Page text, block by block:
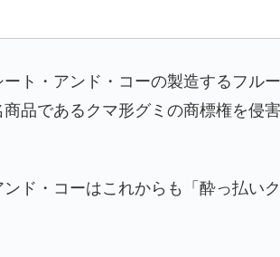
ト・アンド・コーの製造するフル
品であるクマ形グミの商標権を侵
ド・コーはこれからも「酔っ払い